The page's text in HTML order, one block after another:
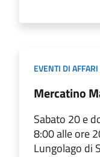
EVENTI DI
Mercatino
Sabato 20 e
8:00 alle ore
Lungolago di